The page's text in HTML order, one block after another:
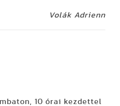
Volák Adrienn
10 órai kezdettel